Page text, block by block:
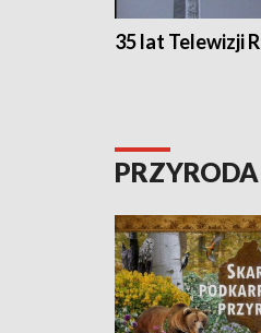
35 lat Telewizji